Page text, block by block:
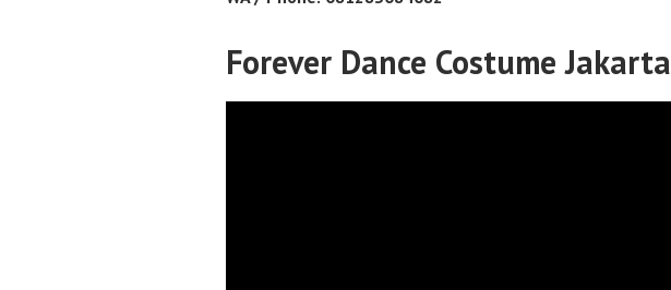
Forever Dance Costume Jakarta